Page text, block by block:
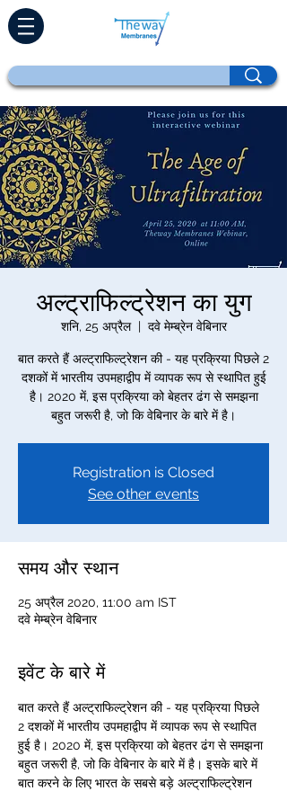
अल्ट्राफिल्ट्रेशन का युग
शनि, 25 अप्रैल
  |
दवे मेम्ब्रेन वेबिनार
बात करते हैं अल्ट्राफिल्ट्रेशन की - यह प्रक्रिया पिछले 2
दशकों में भारतीय उपमहाद्वीप में व्यापक रूप से स्थापित हुई
है। 2020 में, इस प्रक्रिया को बेहतर ढंग से समझना
बहुत जरूरी है, जो कि वेबिनार के बारे में है।
Registration is Closed
See other events
समय और स्थान
25 अप्रैल 2020, 11:00 am IST
दवे मेम्ब्रेन वेबिनार
इवेंट के बारे में
बात करते हैं अल्ट्राफिल्ट्रेशन की - यह प्रक्रिया पिछले
2 दशकों में भारतीय उपमहाद्वीप में व्यापक रूप से स्थापित
हुई है। 2020 में, इस प्रक्रिया को बेहतर ढंग से समझना
बहुत जरूरी है, जो कि वेबिनार के बारे में है। इसके बारे में
बात करने के लिए भारत के सबसे बड़े अल्ट्राफिल्ट्रेशन